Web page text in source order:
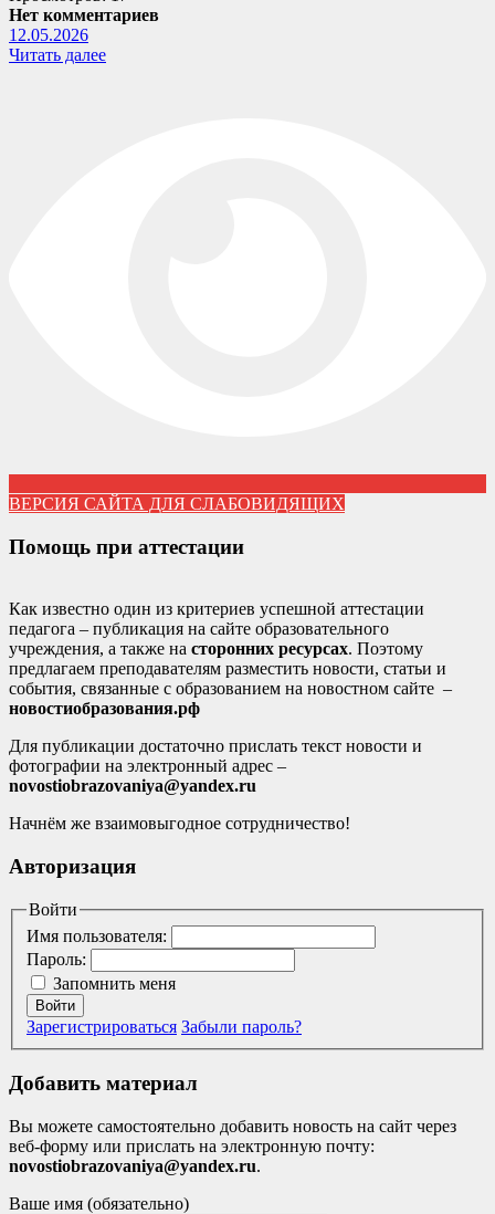
Нет комментариев
12.05.2026
Читать далее
ВЕРСИЯ САЙТА ДЛЯ СЛАБОВИДЯЩИХ
Помощь при аттестации
Как известно один из критериев успешной аттестации
педагога – публикация на сайте образовательного
учреждения, а также на сторонних ресурсах. Поэтому
предлагаем преподавателям разместить новости, статьи и
события, связанные с образованием на новостном сайте –
новостиобразования.рф
Для публикации достаточно прислать текст новости и
фотографии на электронный адрес –
novostiobrazovaniya@yandex.ru
Начнём же взаимовыгодное сотрудничество!
Авторизация
Войти
Имя пользователя:
Пароль:
Запомнить меня
Войти
Зарегистрироваться Забыли пароль?
Добавить материал
Вы можете самостоятельно добавить новость на сайт через
веб-форму или прислать на электронную почту:
novostiobrazovaniya@yandex.ru.
Ваше имя (обязательно)